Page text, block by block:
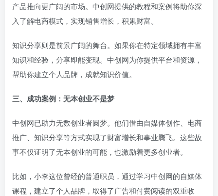
产品推向更广阔的市场。中创网提供的教程和案例将助你深
入了解电商模式，实现销售增长，积累财富。
知识分享则是前景广阔的舞台。如果你在特定领域拥有丰富
知识和经验，分享即能变现。中创网为你提供平台和资源，
帮助你建立个人品牌，成就知识价值。
三、成功案例：无本创业不是梦
中创网已助力无数创业者圆梦。他们借由自媒体创作、电商
推广、知识分享等方式实现了财富增长和事业腾飞。这些故
事不仅证明了无本创业的可能，也激励着更多创业者。
比如，小李这位曾经的普通职员，通过学习中创网的自媒体
课程，建立了个人品牌，取得了广告和付费阅读的双重收